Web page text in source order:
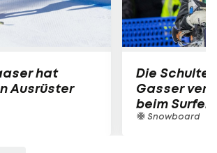
hat
Ausrüster
Die
Gasser
beim Surfen
Snowboard